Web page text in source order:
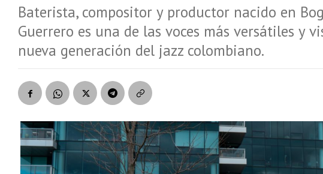
Baterista, compositor y productor nacido en
Guerrero es una de las voces más versátiles y
nueva generación del jazz colombiano.